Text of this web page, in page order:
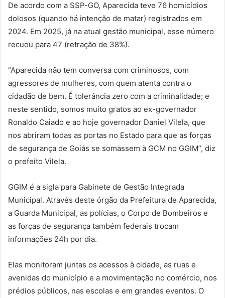
De acordo com a SSP-GO, Aparecida teve 76 homicídios
dolosos (quando há intenção de matar) registrados em
2024. Em 2025, já na atual gestão municipal, esse número
recuou para 47 (retração de 38%).
“Aparecida não tem conversa com criminosos, com
agressores de mulheres, com quem atenta contra o
cidadão de bem. É tolerância zero com a criminalidade; e
neste sentido, somos muito gratos ao ex-governador
Ronaldo Caiado e ao hoje governador Daniel Vilela, que
nos abriram todas as portas no Estado para que as forças
de segurança de Goiás se somassem à GCM no GGIM”, diz
o prefeito Vilela.
GGIM é a sigla para Gabinete de Gestão Integrada
Municipal. Através deste órgão da Prefeitura de Aparecida,
a Guarda Municipal, as polícias, o Corpo de Bombeiros e
as forças de segurança também federais trocam
informações 24h por dia.
Elas monitoram juntas os acessos à cidade, as ruas e
avenidas do município e a movimentação no comércio, nos
prédios públicos, nas escolas e em grandes eventos. O